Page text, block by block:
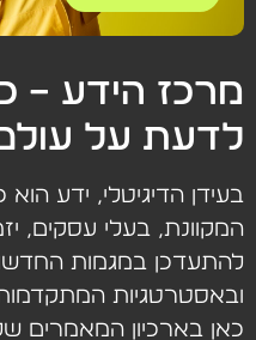
מרכז הידע –
לדעת על
בעידן הדיגיטלי, ידע
המקוונת, בעלי עסקים,
להתעדכן במגמות
ובאסטרטגיות
כאן בארכיון המאמרים